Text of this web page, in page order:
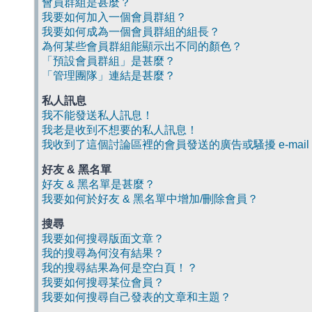
會員群組是甚麼？
我要如何加入一個會員群組？
我要如何成為一個會員群組的組長？
為何某些會員群組能顯示出不同的顏色？
「預設會員群組」是甚麼？
「管理團隊」連結是甚麼？
私人訊息
我不能發送私人訊息！
我老是收到不想要的私人訊息！
我收到了這個討論區裡的會員發送的廣告或騷擾 e-mail
好友 & 黑名單
好友 & 黑名單是甚麼？
我要如何於好友 & 黑名單中增加/刪除會員？
搜尋
我要如何搜尋版面文章？
我的搜尋為何沒有結果？
我的搜尋結果為何是空白頁！？
我要如何搜尋某位會員？
我要如何搜尋自己發表的文章和主題？